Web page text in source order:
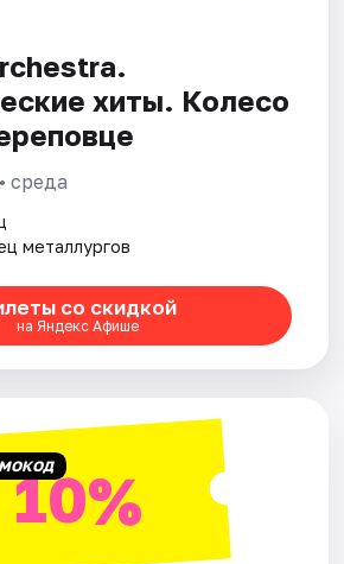
хиты. Колесо
• среда
металлургов
со скидкой
на Яндекс Афише
10%